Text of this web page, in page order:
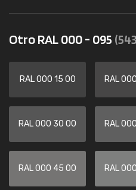
Otro RAL 000 - 095
RAL 000 15 00 RAL
RAL 000 30 00 RAL
RAL 000 45 00 RAL